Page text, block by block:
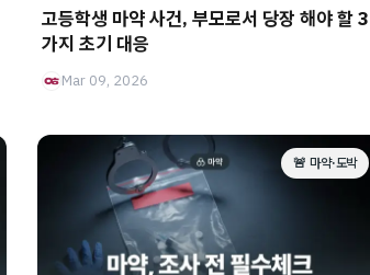
고등학생 마약 사건, 부모로서 당장 해야 할 3
가지 초기 대응
Mar 09, 2026
🚨 마약·도박